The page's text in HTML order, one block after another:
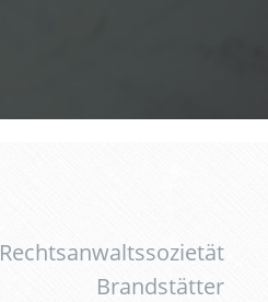
Rechtsanwaltssozietät
Brandstätter